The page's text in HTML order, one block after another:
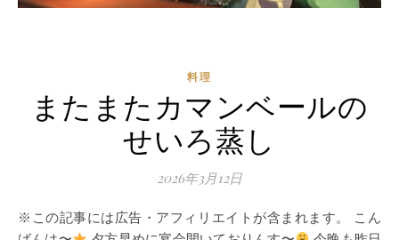
料理
またまたカマンベールの
せいろ蒸し
2026年3月12日
※この記事には広告・アフィリエイトが含まれます。 こん